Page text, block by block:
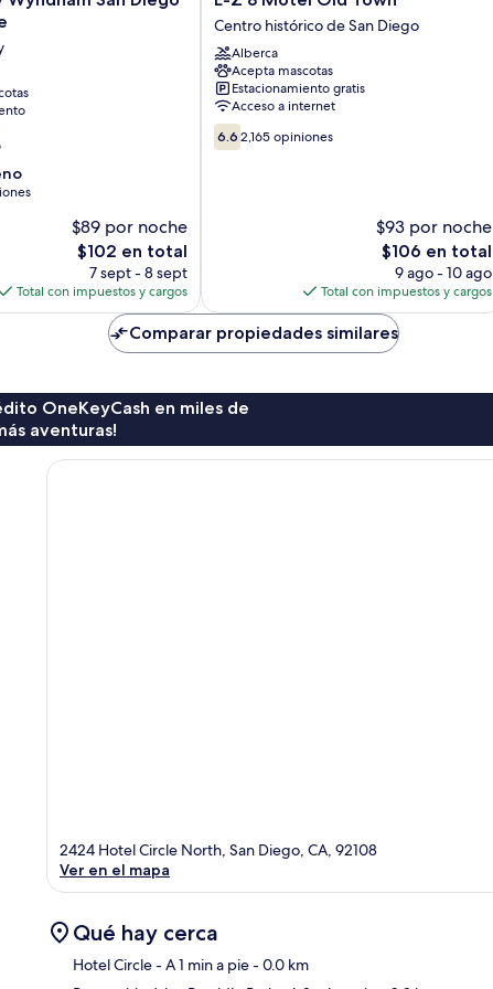
$89 por noche
El
precio
actual
es
$102 en total
7 sept - 8 sept
Total con impuestos y cargos
Z
8
Motel
Old
Town
Centro
histórico
de
Centro histórico de San Diego
Alberca
Acepta mascotas
Estacionamiento gratis
Acceso a internet
6.6
de
6.6 2,165 opiniones
$93 por noche
El
precio
actual
es
de
$106
$106 en total
9 ago - 10 ago
Total con impuestos y cargos
Comparar propiedades similares
OneKeyCash en miles de
aventuras!
2424 Hotel Circle North, San Diego, CA, 92108
Ver en el mapa
Qué hay cerca
Hotel Circle- A 1 min a pie- 0.0 km